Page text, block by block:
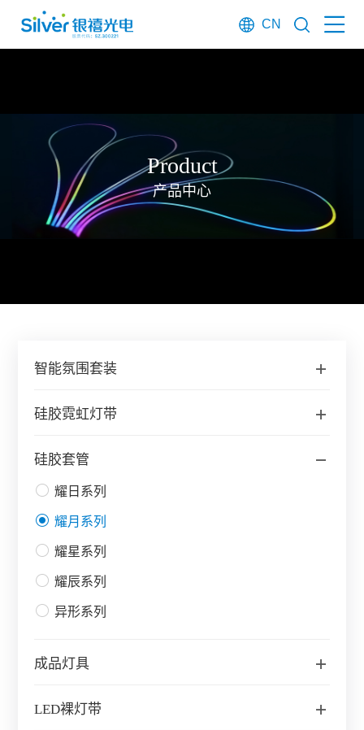
CN
Product
产品中心
智能氛围套装
硅胶霓虹灯带
硅胶套管
耀日系列
耀月系列
耀星系列
耀辰系列
异形系列
成品灯具
LED裸灯带